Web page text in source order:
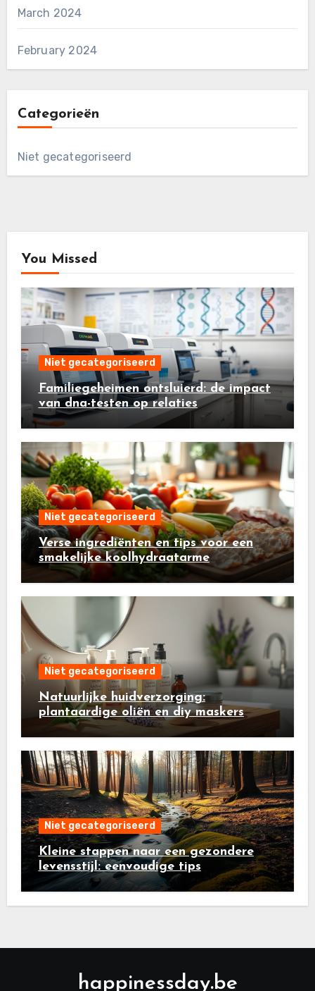
March 2024
February 2024
Categorieën
Niet gecategoriseerd
You Missed
Niet gecategoriseerd
Familiegeheimen ontsluierd: de impact
van dna-testen op relaties
Niet gecategoriseerd
Verse ingrediënten en tips voor een
smakelijke koolhydraatarme
ovenschotel
Niet gecategoriseerd
Natuurlijke huidverzorging:
plantaardige oliën en diy maskers
Niet gecategoriseerd
Kleine stappen naar een gezondere
levensstijl: eenvoudige tips
happinessday.be